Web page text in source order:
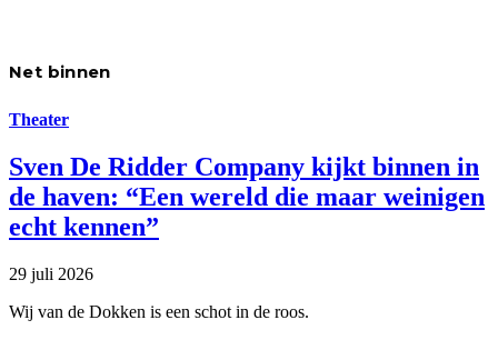
Net binnen
Theater
Sven De Ridder Company kijkt binnen in
de haven: “Een wereld die maar weinigen
echt kennen”
29 juli 2026
Wij van de Dokken is een schot in de roos.